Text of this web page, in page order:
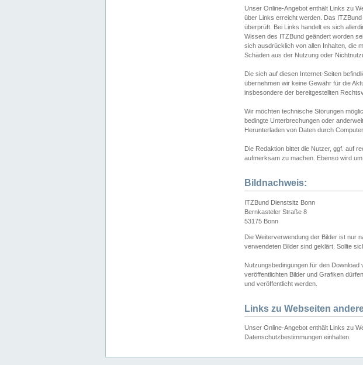
Unser Online-Angebot enthält Links zu
über Links erreicht werden. Das
überprüft. Bei Links handelt es sich
Wissen des ITZBund geändert worden
sich ausdrücklich von allen Inhalten, die
Schäden aus der Nutzung oder
Die sich auf diesen Internet-Seiten
übernehmen wir keine Gewähr für die
insbesondere der bereitgestellten
Wir möchten technische Störungen
bedingte Unterbrechungen oder
Herunterladen von Daten durch
Die Redaktion bittet die Nutzer, ggf. auf
aufmerksam zu machen. Ebenso wird
Bildnachweis:
ITZBund Dienstsitz Bonn
Bernkasteler Straße 8
53175 Bonn
Die Weiterverwendung der Bilder ist nur
verwendeten Bilder sind geklärt. Sollte
Nutzungsbedingungen für den
veröffentlichten Bilder und Grafiken
und veröffentlicht werden.
Links zu Webseiten
Unser Online-Angebot enthält Links zu
Datenschutzbestimmungen einhalten.